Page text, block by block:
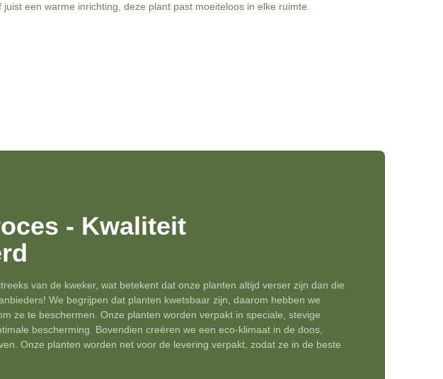
een warme inrichting, deze plant past moeiteloos in elke ruimte.
- Kwaliteit
van de kweker, wat betekent dat onze planten altijd verser zijn dan die
We begrijpen dat planten kwetsbaar zijn, daarom hebben we
ze te beschermen. Onze planten worden verpakt in speciale, stevige
bescherming. Bovendien creëren we een eco-klimaat in de doos,
Onze planten worden net voor de levering verpakt, zodat ze in de beste